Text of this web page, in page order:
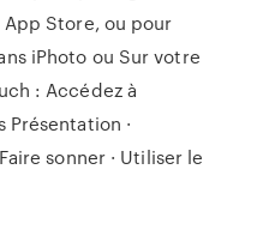
Store, ou pour
iPhoto ou Sur votre
: Accédez à
Présentation ·
sonner · Utiliser le